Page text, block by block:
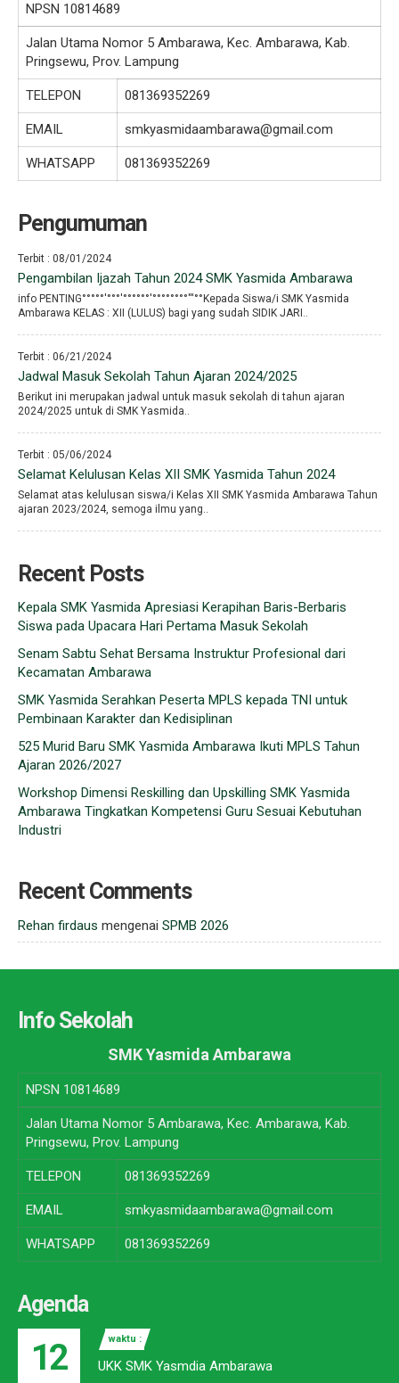
NPSN 10814689
Jalan Utama Nomor 5 Ambarawa, Kec. Ambarawa, Kab.
Pringsewu, Prov. Lampung
TELEPON 081369352269
EMAIL smkyasmidaambarawa@gmail.com
WHATSAPP 081369352269
Pengumuman
Terbit : 08/01/2024
Pengambilan Ijazah Tahun 2024 SMK Yasmida Ambarawa
info PENTING°°°°°′°°°′°°°°°°′°°°°°°°°′′′°°Kepada Siswa/i SMK Yasmida
Ambarawa KELAS : XII (LULUS) bagi yang sudah SIDIK JARI..
Terbit : 06/21/2024
Jadwal Masuk Sekolah Tahun Ajaran 2024/2025
Berikut ini merupakan jadwal untuk masuk sekolah di tahun ajaran
2024/2025 untuk di SMK Yasmida..
Terbit : 05/06/2024
Selamat Kelulusan Kelas XII SMK Yasmida Tahun 2024
Selamat atas kelulusan siswa/i Kelas XII SMK Yasmida Ambarawa Tahun
ajaran 2023/2024, semoga ilmu yang..
Recent Posts
Kepala SMK Yasmida Apresiasi Kerapihan Baris-Berbaris
Siswa pada Upacara Hari Pertama Masuk Sekolah
Senam Sabtu Sehat Bersama Instruktur Profesional dari
Kecamatan Ambarawa
SMK Yasmida Serahkan Peserta MPLS kepada TNI untuk
Pembinaan Karakter dan Kedisiplinan
525 Murid Baru SMK Yasmida Ambarawa Ikuti MPLS Tahun
Ajaran 2026/2027
Workshop Dimensi Reskilling dan Upskilling SMK Yasmida
Ambarawa Tingkatkan Kompetensi Guru Sesuai Kebutuhan
Industri
Recent Comments
Rehan firdaus mengenai SPMB 2026
Info Sekolah
SMK Yasmida Ambarawa
NPSN 10814689
Jalan Utama Nomor 5 Ambarawa, Kec. Ambarawa, Kab.
Pringsewu, Prov. Lampung
TELEPON 081369352269
EMAIL smkyasmidaambarawa@gmail.com
WHATSAPP 081369352269
Agenda
12 waktu :
UKK SMK Yasmdia Ambarawa